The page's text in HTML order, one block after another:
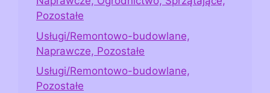
Pozostałe
Usługi/Remontowo-budowlane,
Naprawcze, Pozostałe
Usługi/Remontowo-budowlane,
Pozostałe